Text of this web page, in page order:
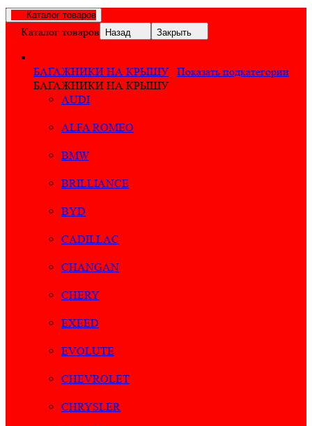
Каталог товаров
Каталог товаров Назад Закрыть
БАГАЖНИКИ НА КРЫШУ
Показать подкатегории
БАГАЖНИКИ НА КРЫШУ
AUDI
ALFA ROMEO
BMW
BRILLIANCE
BYD
CADILLAC
CHANGAN
CHERY
EXEED
EVOLUTE
CHEVROLET
CHRYSLER